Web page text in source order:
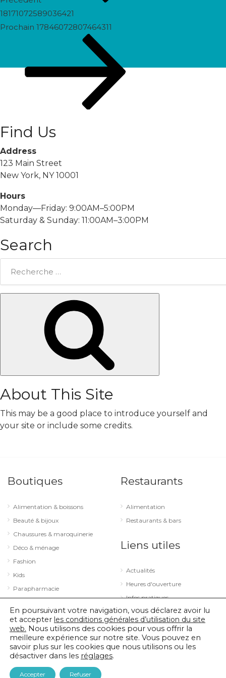
18171072589036421
Prochain
Prochain 17846072807464311
Find Us
Address
123 Main Street
New York, NY 10001
Hours
Monday—Friday: 9:00AM–5:00PM
Saturday & Sunday: 11:00AM–3:00PM
Search
About This Site
This may be a good place to introduce yourself and
your site or include some credits.
Boutiques
Alimentation & boissons
Beauté & bijoux
Chaussures & maroquinerie
Déco & ménage
Fashion
Kids
Parapharmacie
Sport & loisirs
Technologie & optique
Restaurants
Alimentation
Restaurants & bars
Liens utiles
Actualités
Heures d'ouverture
Infos pratiques
© 2026 City Concorde |Mentions légales
En poursuivant votre navigation, vous déclarez avoir lu
et accepter les conditions générales d’utilisation du site
web. Nous utilisons des cookies pour vous offrir la
meilleure expérience sur notre site. Vous pouvez en
savoir plus sur les cookies que nous utilisons ou les
désactiver dans les réglages.
Accepter Refuser